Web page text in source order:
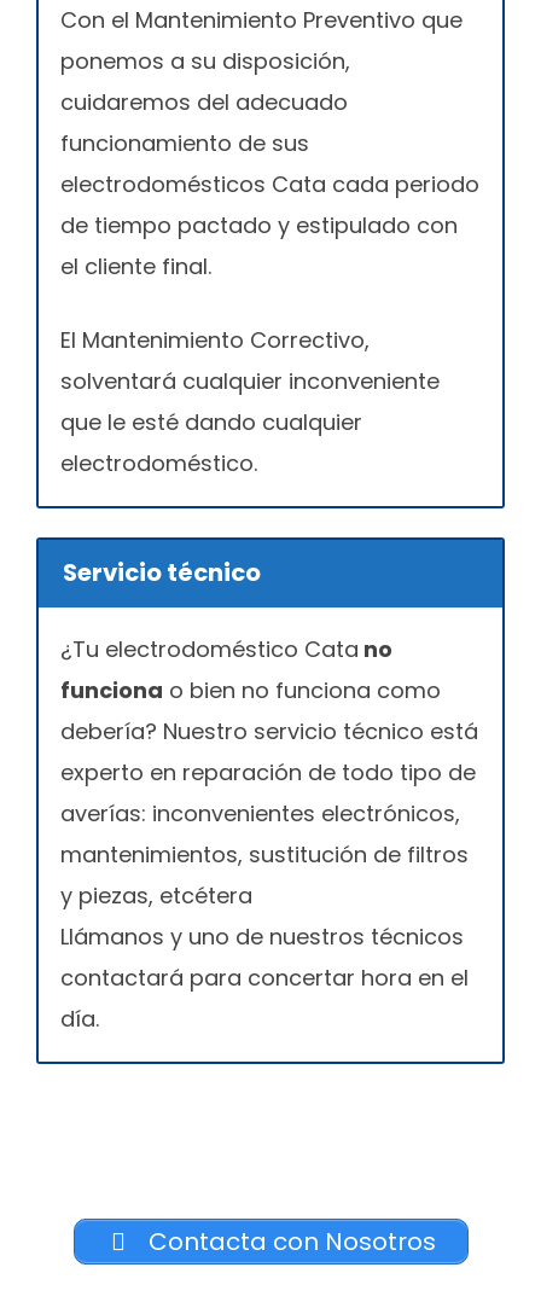
Con el Mantenimiento Preventivo que
ponemos a su disposición,
cuidaremos del adecuado
funcionamiento de sus
electrodomésticos Cata cada periodo
de tiempo pactado y estipulado con
el cliente final.
El Mantenimiento Correctivo,
solventará cualquier inconveniente
que le esté dando cualquier
electrodoméstico.
Servicio técnico
¿Tu electrodoméstico Cata no
funciona o bien no funciona como
debería? Nuestro servicio técnico está
experto en reparación de todo tipo de
averías: inconvenientes electrónicos,
mantenimientos, sustitución de filtros
y piezas, etcétera
Llámanos y uno de nuestros técnicos
contactará para concertar hora en el
día.
Contacta con Nosotros